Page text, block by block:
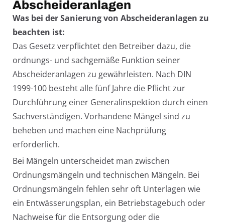
Abscheideranlagen
Was bei der Sanierung von Abscheideranlagen zu
beachten ist:
Das Gesetz verpflichtet den Betreiber dazu, die
ordnungs- und sachgemäße Funktion seiner
Abscheideranlagen zu gewährleisten. Nach DIN
1999-100 besteht alle fünf Jahre die Pflicht zur
Durchführung einer Generalinspektion durch einen
Sachverständigen. Vorhandene Mängel sind zu
beheben und machen eine Nachprüfung
erforderlich.
Bei Mängeln unterscheidet man zwischen
Ordnungsmängeln und technischen Mängeln. Bei
Ordnungsmängeln fehlen sehr oft Unterlagen wie
ein Entwässerungsplan, ein Betriebstagebuch oder
Nachweise für die Entsorgung oder die